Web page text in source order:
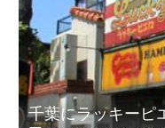
千葉にラッキーピ